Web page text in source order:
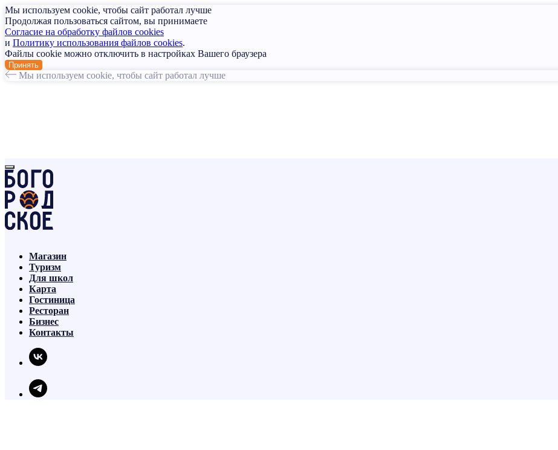
Мы используем cookie, чтобы сайт работал лучше
Продолжая пользоваться сайтом, вы принимаете
Согласие на обработку файлов cookies
и Политику использования файлов cookies.
Файлы cookie можно отключить в настройках Вашего браузера
Принять
Мы используем cookie, чтобы сайт работал лучше
Магазин
Туризм
Для школ
Карта
Гостиница
Ресторан
Бизнес
Контакты